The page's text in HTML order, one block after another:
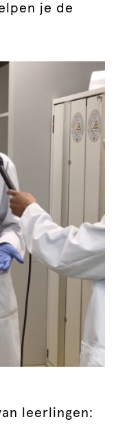
je de
leerlingen: